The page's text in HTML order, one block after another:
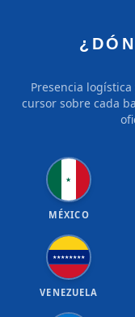
Presencia
cursor sobre cada
★
MÉXICO
★★★★★★★★
VENEZUELA